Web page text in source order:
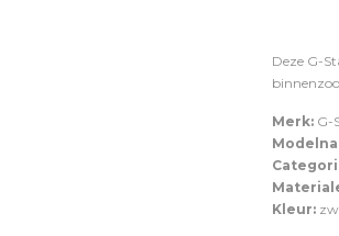
Deze G-
Merk: G-
Kleur: